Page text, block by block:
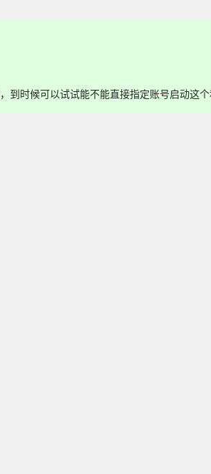
到时候可以试试能不能直接指定账号启动这个